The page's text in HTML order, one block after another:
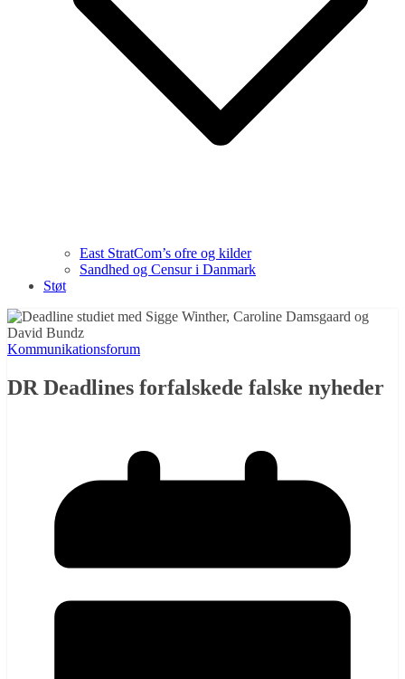
East StratCom’s ofre og kilder
Sandhed og Censur i Danmark
Støt
Kommunikationsforum
DR Deadlines forfalskede falske nyheder